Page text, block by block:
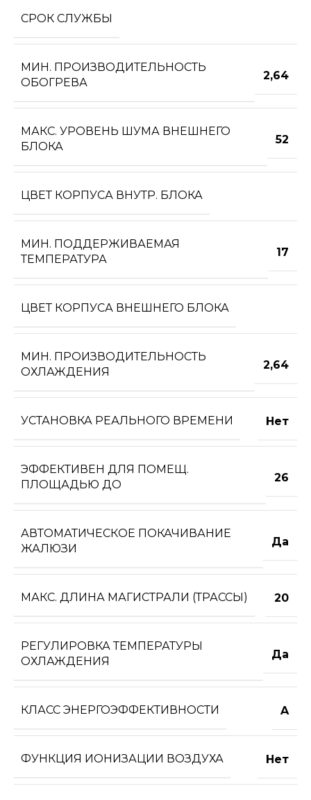
СРОК СЛУЖБЫ
МИН. ПРОИЗВОДИТЕЛЬНОСТЬ
ОБОГРЕВА
2,64
МАКС. УРОВЕНЬ ШУМА ВНЕШНЕГО
БЛОКА
52
ЦВЕТ КОРПУСА ВНУТР. БЛОКА
МИН. ПОДДЕРЖИВАЕМАЯ
ТЕМПЕРАТУРА
17
ЦВЕТ КОРПУСА ВНЕШНЕГО БЛОКА
МИН. ПРОИЗВОДИТЕЛЬНОСТЬ
ОХЛАЖДЕНИЯ
2,64
УСТАНОВКА РЕАЛЬНОГО ВРЕМЕНИ Нет
ЭФФЕКТИВЕН ДЛЯ ПОМЕЩ.
ПЛОЩАДЬЮ ДО
26
АВТОМАТИЧЕСКОЕ ПОКАЧИВАНИЕ
ЖАЛЮЗИ
Да
МАКС. ДЛИНА МАГИСТРАЛИ (ТРАССЫ) 20
РЕГУЛИРОВКА ТЕМПЕРАТУРЫ
ОХЛАЖДЕНИЯ
Да
КЛАСС ЭНЕРГОЭФФЕКТИВНОСТИ A
ФУНКЦИЯ ИОНИЗАЦИИ ВОЗДУХА Нет